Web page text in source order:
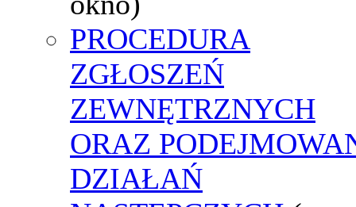
PROCEDURA
ZGŁOSZEŃ
ZEWNĘTRZNYCH
ORAZ
DZIAŁAŃ